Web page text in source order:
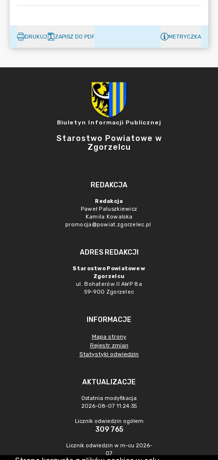
DRUKUJ ZAPISZ DO PDF METRYCZKA
Biuletyn Informacji Publicznej
Starostwo Powiatowe w
Zgorzelcu
REDAKCJA
Redakcja
Paweł Paluszkiewicz
Kamila Kowalska
promocja@powiat.zgorzelec.pl
ADRES REDAKCJI
Starostwo Powiatowe w
Zgorzelcu
ul. Bohaterów II AWP 8a
59-900 Zgorzelec
INFORMACJE
Mapa strony
Rejestr zmian
Statystyki odwiedzin
AKTUALIZACJE
Ostatnia modyfikacja
2026-08-07 11:24:35
Licznik odwiedzin ogółem
309 765
Licznik odwiedzin w m-cu 2026-
07